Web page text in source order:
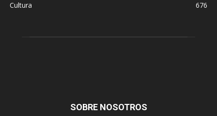
Cultura
676
SOBRE NOSOTROS